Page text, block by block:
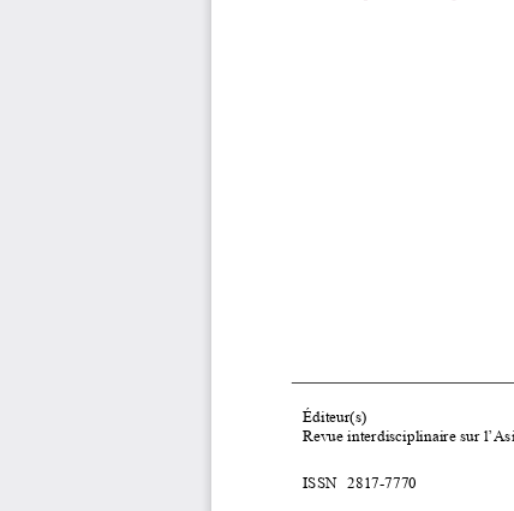
Éditeur(s)
Revue interdisciplinaire sur
ISSN 2817-7770